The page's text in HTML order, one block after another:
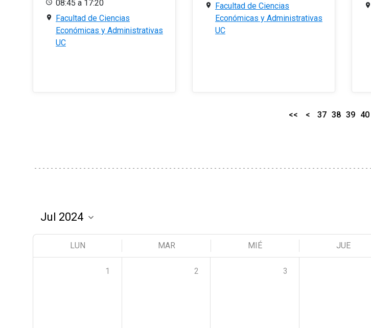
08:45 a 17:20
Facultad de Ciencias
Económicas y Administrativas
UC
Facultad de Ciencias
Económicas y Administrativas
UC
<< < 37 38 39 40
LUN MAR MIÉ JUE
1 2 3